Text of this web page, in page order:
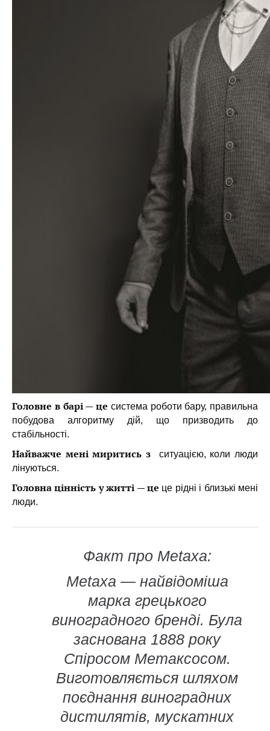
Головне в барі — це система роботи бару, правильна
побудова алгоритму дій, що призводить до
стабільності.
Найважче мені миритись з
ситуацією, коли люди
лінуються.
Головна цінність у житті — це це рідні і близькі мені
люди.
Факт про Metaxa:
Metaxa — найвідоміша
марка грецького
виноградного бренді. Була
заснована 1888 року
Спіросом Метаксосом.
Виготовляється шляхом
поєднання виноградних
дистилятів, мускатних